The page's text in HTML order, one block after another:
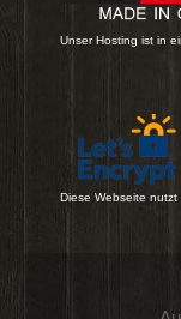
Unser Hosting ist in
Diese Webseite